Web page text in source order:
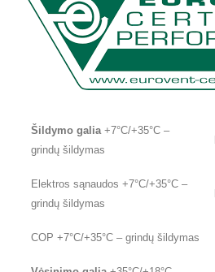
Šildymo galia+7°C/+35°C –
grindų šildymas
Elektros sąnaudos +7°C/+35°C –
grindų šildymas
COP +7°C/+35°C – grindų šildymas